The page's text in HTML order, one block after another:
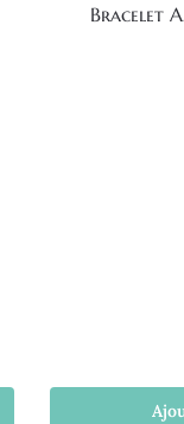
Bracelet